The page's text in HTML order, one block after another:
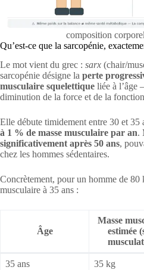
composition
Qu’est-ce que la sarcopénie,
Le mot vient du grec : sarx (chair/
sarcopénie désigne la perte
musculaire squelettique liée à l’âge
diminution de la force et de la
Elle débute timidement entre 30 et 35
à 1 % de masse musculaire par an.
significativement après 50 ans,
chez les hommes sédentaires.
Concrètement, pour un homme de 80
musculaire à 35 ans :
Âge
Masse
estimée
35 ans 35 kg